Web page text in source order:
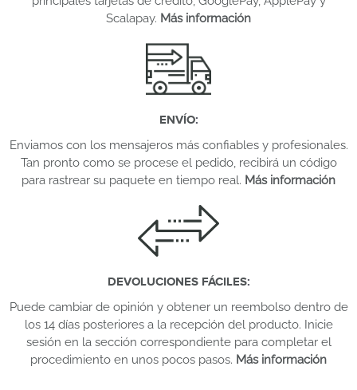
Scalapay. Más información
ENVÍO:
Enviamos con los mensajeros más confiables y profesionales.
Tan pronto como se procese el pedido, recibirá un código
para rastrear su paquete en tiempo real. Más información
DEVOLUCIONES FÁCILES:
Puede cambiar de opinión y obtener un reembolso dentro de
los 14 días posteriores a la recepción del producto. Inicie
sesión en la sección correspondiente para completar el
procedimiento en unos pocos pasos. Más información